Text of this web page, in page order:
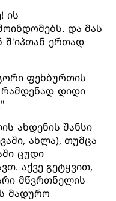
ის
და მას
შ'იპთან ერთად
ფეხბურთის
რამდენად დიდი
ახდენის შანსი
ახლა), თუმცა
ცუდი
აქვე გეტყვით,
მწვრთნელის
მადურო